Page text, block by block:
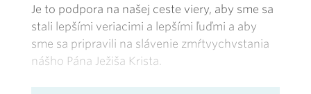
Je to podpora na našej ceste viery, aby sme sa
stali lepšími veriacimi a lepšími ľuďmi a aby
sme sa pripravili na slávenie zmŕtvychvstania
nášho Pána Ježiša Krista.